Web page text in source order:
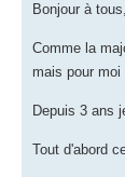
Bonjour à tous,
Comme la
mais pour
Depuis 3 ans
Tout d'abord